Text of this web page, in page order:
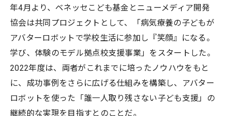
年4月より、ベネッセこども基金とニューメディア開発
協会は共同プロジェクトとして、「病気療養の子どもが
アバターロボットで学校生活に参加し『笑顔』になる。
学び、体験のモデル拠点校支援事業」をスタートした。
2022年度は、両者がこれまでに培ったノウハウをもと
に、成功事例をさらに広げる仕組みを構築し、アバター
ロボットを使った「誰一人取り残さない子ども支援」の
継続的な実現を目指すとのことだ。